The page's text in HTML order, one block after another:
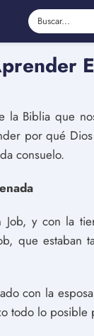
la Biblia que
por qué
consuelo.
Job, y con la
que estaban
con la
todo lo posible